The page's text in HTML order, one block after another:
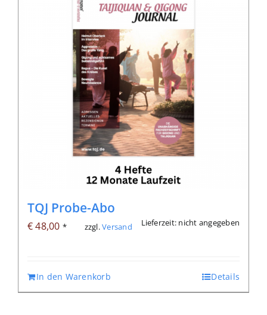
TQJ Probe-Abo
€48,00 * zzgl.Versand Lieferzeit: nicht angegeben
In den Warenkorb Details